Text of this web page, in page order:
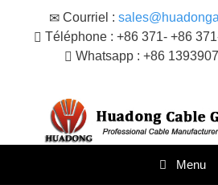
Courriel :
Téléphone : +86 371- +86
Whatsapp : +86
Menu